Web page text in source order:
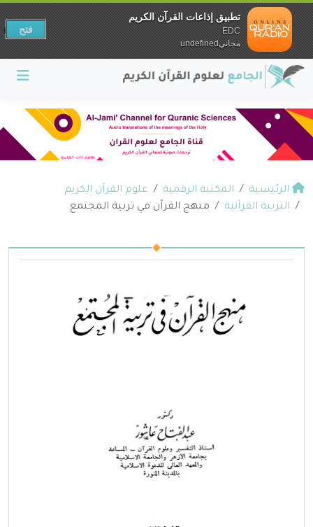
الرئيسية المكتبة الرقمية
علوم القرآن الكريم
التربية القرآنية
منهج القرآن في تربية المجتمع
تطبيق إذاعات القرآن الكريم
EDC
مجانيundefined
فتح